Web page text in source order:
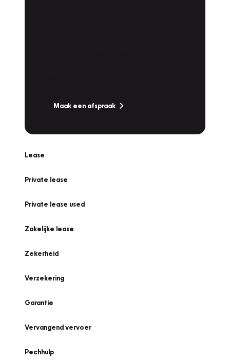
Maak een afspraak
Lease
Private lease
Private lease used
Zakelijke lease
Zekerheid
Verzekering
Garantie
Vervangend vervoer
Pechhulp